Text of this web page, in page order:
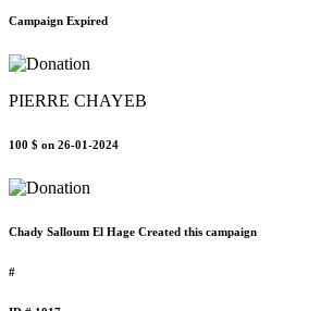
Campaign Expired
PIERRE CHAYEB
100 $ on 26-01-2024
Chady Salloum El Hage Created this campaign
#